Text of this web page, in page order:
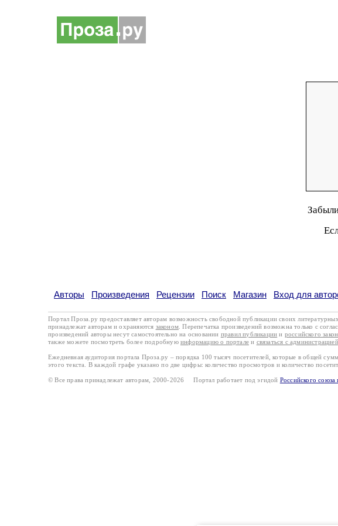
Авторы Произведения Рецензии Поиск Магазин Вход для
Портал Проза.ру предоставляет авторам возможность свободной публикации своих
принадлежат авторам и охраняются законом . Перепечатка произведений возможна только с
произведений авторы несут самостоятельно на основании правил публикации и российского
также можете посмотреть более подробную информацию о портале и связаться с администрацией
Ежедневная аудитория портала Проза.ру – порядка 100 тысяч посетителей, которые в общей
этого текста. В каждой графе указано по две цифры: количество просмотров и количество
© Все права принадлежат авторам, 2000-2026 Портал работает под эгидой Российского союза